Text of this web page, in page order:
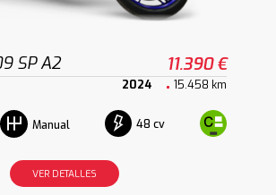
SP A2 11.390 €
2024 15.458 km
Manual 48 cv
VER DETALLES